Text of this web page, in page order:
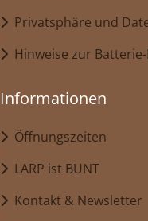
Privatsphäre und
Hinweise zur
Informationen
Öffnungszeiten
LARP ist BUNT
Kontakt & Newsletter